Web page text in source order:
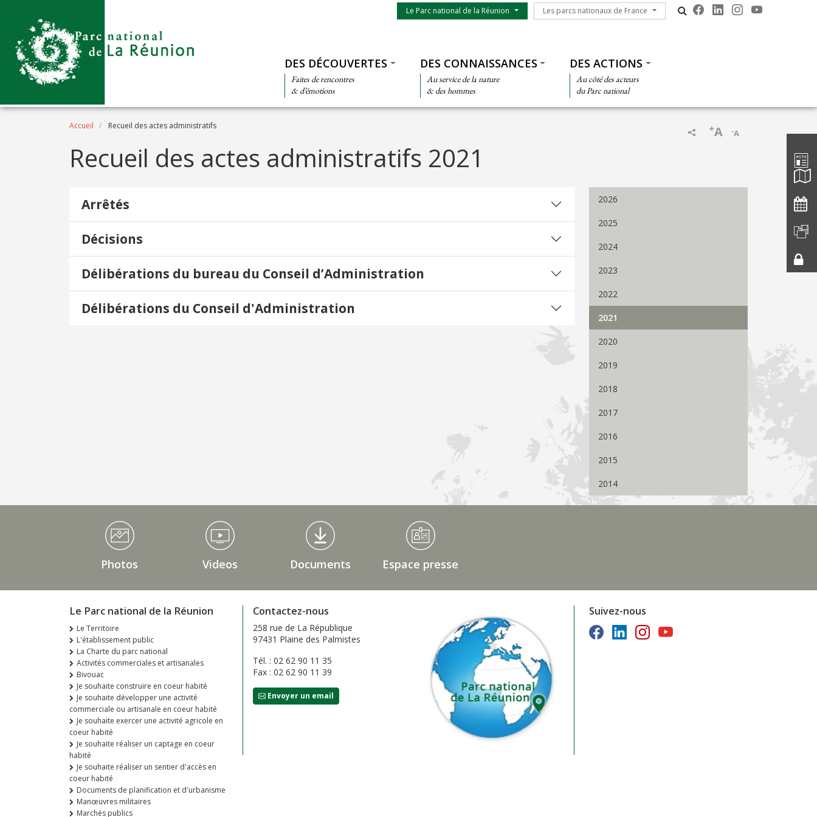
Menu du parc
Le Parc national de la Réunion Les parcs nationaux de France
Les parcs nationaux de France
DES DÉCOUVERTES
Faites de rencontres
& d’émotions
DES CONNAISSANCES
Au service de la nature
& des hommes
DES ACTIONS
Au côté des acteurs
du Parc national
Fil d'Ariane
Accueil Recueil des actes administratifs
-A
+A
Recueil des actes administratifs 2021
Arrêtés
Décisions
Délibérations du bureau du Conseil d’Administration
Délibérations du Conseil d'Administration
2026
2025
2024
2023
2022
2021
2020
2019
2018
2017
2016
2015
2014
Médiathèque Footer
Photos Videos Documents Espace presse
Le Parc national de la Réunion
Le Territoire
L'établissement public
La Charte du parc national
Activités commerciales et artisanales
Bivouac
Je souhaite construire en coeur habité
Je souhaite développer une activité
commerciale ou artisanale en coeur habité
Je souhaite exercer une activité agricole en
coeur habité
Je souhaite réaliser un captage en coeur
habité
Je souhaite réaliser un sentier d'accès en
coeur habité
Documents de planification et d'urbanisme
Manœuvres militaires
Marchés publics
Contactez-nous
258 rue de La République
97431 Plaine des Palmistes
Tél. : 02 62 90 11 35
Fax : 02 62 90 11 39
Envoyer un email
Suivez-nous